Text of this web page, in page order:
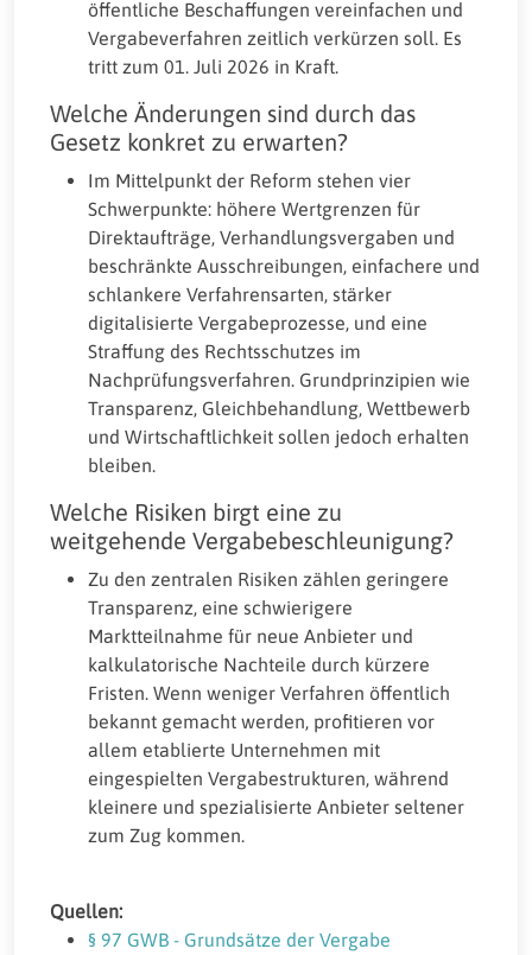
öffentliche Beschaffungen vereinfachen und
Vergabeverfahren zeitlich verkürzen soll. Es
tritt zum 01. Juli 2026 in Kraft.
Welche Änderungen sind durch das
Gesetz konkret zu erwarten?
Im Mittelpunkt der Reform stehen vier
Schwerpunkte: höhere Wertgrenzen für
Direktaufträge, Verhandlungsvergaben und
beschränkte Ausschreibungen, einfachere und
schlankere Verfahrensarten, stärker
digitalisierte Vergabeprozesse, und eine
Straffung des Rechtsschutzes im
Nachprüfungsverfahren. Grundprinzipien wie
Transparenz, Gleichbehandlung, Wettbewerb
und Wirtschaftlichkeit sollen jedoch erhalten
bleiben.
Welche Risiken birgt eine zu
weitgehende Vergabebeschleunigung?
Zu den zentralen Risiken zählen geringere
Transparenz, eine schwierigere
Marktteilnahme für neue Anbieter und
kalkulatorische Nachteile durch kürzere
Fristen. Wenn weniger Verfahren öffentlich
bekannt gemacht werden, profitieren vor
allem etablierte Unternehmen mit
eingespielten Vergabestrukturen, während
kleinere und spezialisierte Anbieter seltener
zum Zug kommen.
Quellen:
§ 97 GWB - Grundsätze der Vergabe